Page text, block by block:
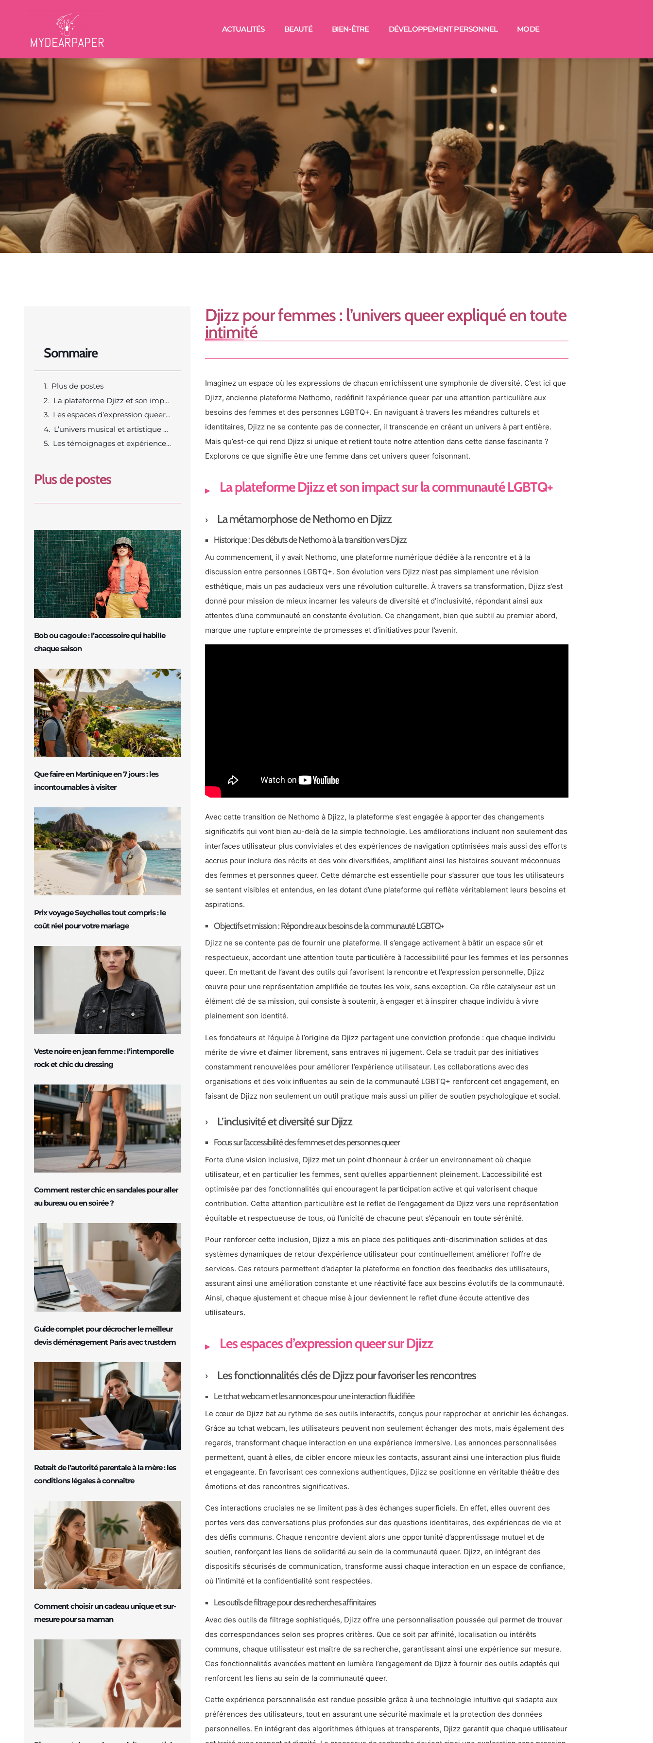
ACTUALITÉS BEAUTÉ BIEN-ÊTRE DÉVELOPPEMENT PERSONNEL MODE
Sommaire
Plus de postes
La plateforme Djizz et son impact sur la communauté LGBTQ+
Les espaces d’expression queer sur Djizz
L’univers musical et artistique de Djizz
Les témoignages et expériences partagées sur Djizz
Plus de postes
Bob ou cagoule : l’accessoire qui habille
chaque saison
Que faire en Martinique en 7 jours : les
incontournables à visiter
Prix voyage Seychelles tout compris : le
coût réel pour votre mariage
Veste noire en jean femme : l’intemporelle
rock et chic du dressing
Comment rester chic en sandales pour aller
au bureau ou en soirée ?
Guide complet pour décrocher le meilleur
devis déménagement Paris avec trustdem
Retrait de l’autorité parentale à la mère : les
conditions légales à connaître
Comment choisir un cadeau unique et sur-
mesure pour sa maman
Djizz pour femmes : l’univers queer expliqué en toute
intimité
Imaginez un espace où les expressions de chacun enrichissent une symphonie de diversité. C’est ici que
Djizz, ancienne plateforme Nethomo, redéfinit l’expérience queer par une attention particulière aux
besoins des femmes et des personnes LGBTQ+. En naviguant à travers les méandres culturels et
identitaires, Djizz ne se contente pas de connecter, il transcende en créant un univers à part entière.
Mais qu’est-ce qui rend Djizz si unique et retient toute notre attention dans cette danse fascinante ?
Explorons ce que signifie être une femme dans cet univers queer foisonnant.
La plateforme Djizz et son impact sur la communauté LGBTQ+
La métamorphose de Nethomo en Djizz
Historique : Des débuts de Nethomo à la transition vers Djizz
Au commencement, il y avait Nethomo, une plateforme numérique dédiée à la rencontre et à la
discussion entre personnes LGBTQ+. Son évolution vers Djizz n’est pas simplement une révision
esthétique, mais un pas audacieux vers une révolution culturelle. À travers sa transformation, Djizz s’est
donné pour mission de mieux incarner les valeurs de diversité et d’inclusivité, répondant ainsi aux
attentes d’une communauté en constante évolution. Ce changement, bien que subtil au premier abord,
marque une rupture empreinte de promesses et d’initiatives pour l’avenir.
Avec cette transition de Nethomo à Djizz, la plateforme s’est engagée à apporter des changements
significatifs qui vont bien au-delà de la simple technologie. Les améliorations incluent non seulement des
interfaces utilisateur plus conviviales et des expériences de navigation optimisées mais aussi des efforts
accrus pour inclure des récits et des voix diversifiées, amplifiant ainsi les histoires souvent méconnues
des femmes et personnes queer. Cette démarche est essentielle pour s’assurer que tous les utilisateurs
se sentent visibles et entendus, en les dotant d’une plateforme qui reflète véritablement leurs besoins et
aspirations.
Objectifs et mission : Répondre aux besoins de la communauté LGBTQ+
Djizz ne se contente pas de fournir une plateforme. Il s’engage activement à bâtir un espace sûr et
respectueux, accordant une attention toute particulière à l’accessibilité pour les femmes et les personnes
queer. En mettant de l’avant des outils qui favorisent la rencontre et l’expression personnelle, Djizz
œuvre pour une représentation amplifiée de toutes les voix, sans exception. Ce rôle catalyseur est un
élément clé de sa mission, qui consiste à soutenir, à engager et à inspirer chaque individu à vivre
pleinement son identité.
Les fondateurs et l’équipe à l’origine de Djizz partagent une conviction profonde : que chaque individu
mérite de vivre et d’aimer librement, sans entraves ni jugement. Cela se traduit par des initiatives
constamment renouvelées pour améliorer l’expérience utilisateur. Les collaborations avec des
organisations et des voix influentes au sein de la communauté LGBTQ+ renforcent cet engagement, en
faisant de Djizz non seulement un outil pratique mais aussi un pilier de soutien psychologique et social.
L’inclusivité et diversité sur Djizz
Focus sur l’accessibilité des femmes et des personnes queer
Forte d’une vision inclusive, Djizz met un point d’honneur à créer un environnement où chaque
utilisateur, et en particulier les femmes, sent qu’elles appartiennent pleinement. L’accessibilité est
optimisée par des fonctionnalités qui encouragent la participation active et qui valorisent chaque
contribution. Cette attention particulière est le reflet de l’engagement de Djizz vers une représentation
équitable et respectueuse de tous, où l’unicité de chacune peut s’épanouir en toute sérénité.
Pour renforcer cette inclusion, Djizz a mis en place des politiques anti-discrimination solides et des
systèmes dynamiques de retour d’expérience utilisateur pour continuellement améliorer l’offre de
services. Ces retours permettent d’adapter la plateforme en fonction des feedbacks des utilisateurs,
assurant ainsi une amélioration constante et une réactivité face aux besoins évolutifs de la communauté.
Ainsi, chaque ajustement et chaque mise à jour deviennent le reflet d’une écoute attentive des
utilisateurs.
Les espaces d’expression queer sur Djizz
Les fonctionnalités clés de Djizz pour favoriser les rencontres
Le tchat webcam et les annonces pour une interaction fluidifiée
Le cœur de Djizz bat au rythme de ses outils interactifs, conçus pour rapprocher et enrichir les échanges.
Grâce au tchat webcam, les utilisateurs peuvent non seulement échanger des mots, mais également des
regards, transformant chaque interaction en une expérience immersive. Les annonces personnalisées
permettent, quant à elles, de cibler encore mieux les contacts, assurant ainsi une interaction plus fluide
et engageante. En favorisant ces connexions authentiques, Djizz se positionne en véritable théâtre des
émotions et des rencontres significatives.
Ces interactions cruciales ne se limitent pas à des échanges superficiels. En effet, elles ouvrent des
portes vers des conversations plus profondes sur des questions identitaires, des expériences de vie et
des défis communs. Chaque rencontre devient alors une opportunité d’apprentissage mutuel et de
soutien, renforçant les liens de solidarité au sein de la communauté queer. Djizz, en intégrant des
dispositifs sécurisés de communication, transforme aussi chaque interaction en un espace de confiance,
où l’intimité et la confidentialité sont respectées.
Les outils de filtrage pour des recherches affinitaires
Avec des outils de filtrage sophistiqués, Djizz offre une personnalisation poussée qui permet de trouver
des correspondances selon ses propres critères. Que ce soit par affinité, localisation ou intérêts
communs, chaque utilisateur est maître de sa recherche, garantissant ainsi une expérience sur mesure.
Ces fonctionnalités avancées mettent en lumière l’engagement de Djizz à fournir des outils adaptés qui
renforcent les liens au sein de la communauté queer.
Cette expérience personnalisée est rendue possible grâce à une technologie intuitive qui s’adapte aux
préférences des utilisateurs, tout en assurant une sécurité maximale et la protection des données
personnelles. En intégrant des algorithmes éthiques et transparents, Djizz garantit que chaque utilisateur